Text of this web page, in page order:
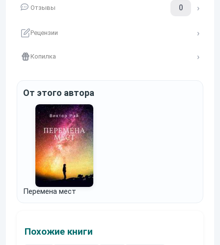
Отзывы 0
Рецензии
Копилка
От этого автора
Перемена мест
Похожие книги